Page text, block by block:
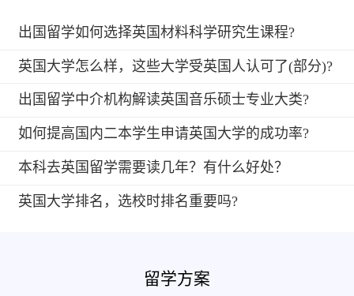
出国留学如何选择英国材料科学研究生课程?
英国大学怎么样，这些大学受英国人认可了(部分)?
出国留学中介机构解读英国音乐硕士专业大类?
如何提高国内二本学生申请英国大学的成功率?
本科去英国留学需要读几年？有什么好处？
英国大学排名，选校时排名重要吗?
留学方案